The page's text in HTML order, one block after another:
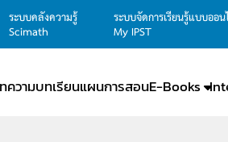
ระบบคลังความรู้
Scimath
ระบบจัดการเรียนรู้แบบออ
My IPST
ความบทเรียนแผนการสอนE-Books